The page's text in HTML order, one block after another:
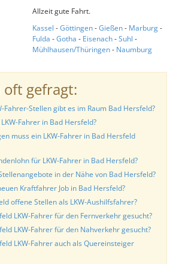
Allzeit gute Fahrt.
Kassel -Göttingen-Gießen- Marburg-
Fulda -Gotha - Eisenach-Suhl -
Mühlhausen/Thüringen- Naumburg
gefragt:
Fahrer-Stellen gibt es im Raum Bad Hersfeld?
Fahrer in Bad Hersfeld?
muss ein LKW-Fahrer in Bad Hersfeld
für LKW-Fahrer in Bad Hersfeld?
in der Nähe von Bad Hersfeld?
Kraftfahrer Job in Bad Hersfeld?
offene Stellen als LKW-Aushilfsfahrer?
LKW-Fahrer für den Fernverkehr gesucht?
LKW-Fahrer für den Nahverkehr gesucht?
LKW-Fahrer auch als Quereinsteiger